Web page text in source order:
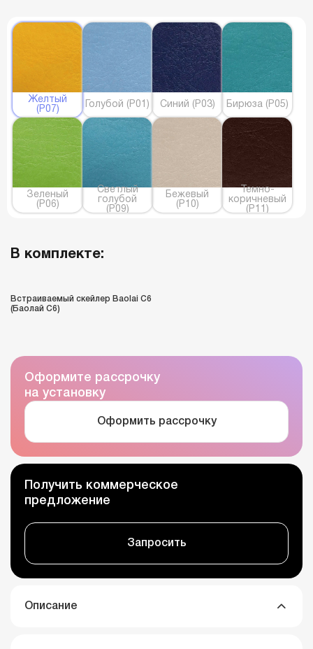
Желтый
(P07)
Голубой (P01) Синий (P03) Бирюза (P05)
Зеленый
(P06)
Светлый
голубой
(P09)
Бежевый
(P10)
Темно-
коричневый
(P11)
В комплекте:
Встраиваемый скейлер Baolai C6
(Баолай C6)
Оформите рассрочку
на установку
Оформить рассрочку
Получить коммерческое
предложение
Запросить
Описание